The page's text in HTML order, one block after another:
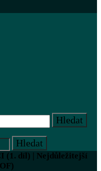
(1. díl) | Nejdůležitejší